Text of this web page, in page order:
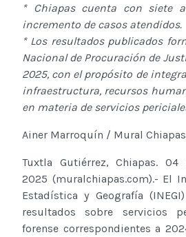
* Chiapas cuenta con siete
incremento de casos atendidos.
* Los resultados publicados
Nacional de Procuración de
2025, con el propósito de
infraestructura, recursos
en materia de servicios
Ainer Marroquín / Mural Chiapas
Tuxtla Gutiérrez, Chiapas.
2025 (muralchiapas.com).- El
Estadística y Geografía
resultados sobre servicios
forense correspondientes a